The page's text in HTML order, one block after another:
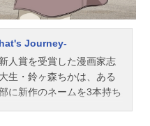
Journey-
人賞を受賞した漫画家志
生・鈴ヶ森ちかは、ある
に新作のネームを3本持ち